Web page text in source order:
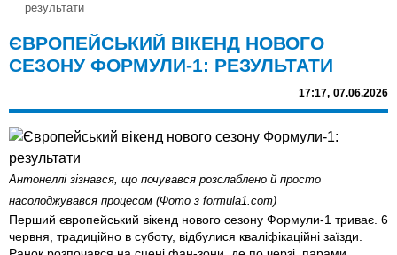
результати
ЄВРОПЕЙСЬКИЙ ВІКЕНД НОВОГО
СЕЗОНУ ФОРМУЛИ-1: РЕЗУЛЬТАТИ
17:17, 07.06.2026
Антонеллі зізнався, що почувався розслаблено й просто
насолоджувався процесом (Фото з formula1.com)
Перший європейський вікенд нового сезону Формули-1 триває. 6
червня, традиційно в суботу, відбулися кваліфікаційні заїзди.